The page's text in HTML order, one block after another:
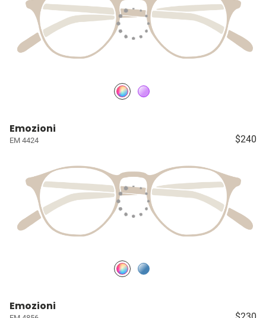
Emozioni
EM 4424 $240
Emozioni